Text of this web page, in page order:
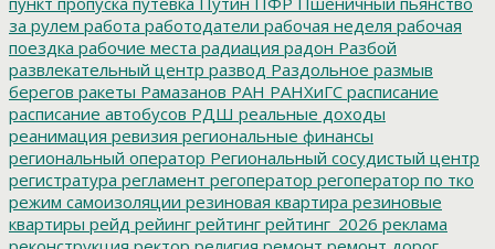
за рулем работа работодатели рабочая неделя рабочая
поездка рабочие места радиация радон Разбой
развлекательный центр развод Раздольное размыв
берегов ракеты Рамазанов РАН РАНХиГС расписание
расписание автобусов РДШ реальные доходы
реанимация ревизия региональные финансы
региональный оператор Региональный сосудистый центр
регистратура регламент регоператор регоператор по тко
режим самоизоляции резиновая квартира резиновые
квартиры рейд рейинг рейтинг рейтинг_2026 реклама